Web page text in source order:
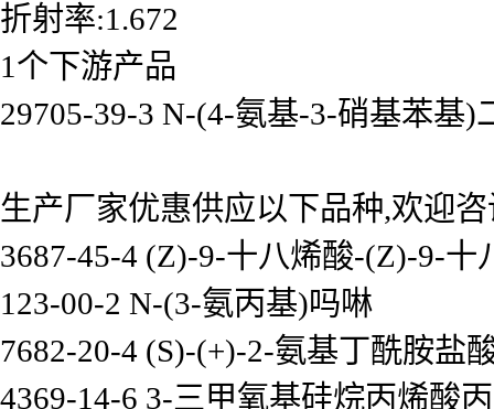
折射率:1.672
1个下游产品
29705-39-3 N-(4-氨基-3-硝基苯基)
生产厂家优惠供应以下品种,欢迎
3687-45-4 (Z)-9-十八烯酸-(Z)-9-十
123-00-2 N-(3-氨丙基)吗啉
7682-20-4 (S)-(+)-2-氨基丁酰胺盐
4369-14-6 3-三甲氧基硅烷丙烯酸